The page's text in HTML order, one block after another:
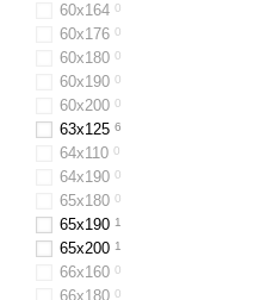
60x164 0
60х176 0
60х180 0
60х190 0
60х200 0
63x125 6
64х110 0
64x190 0
65x180 0
65х190 1
65х200 1
66x160 0
66х180 0